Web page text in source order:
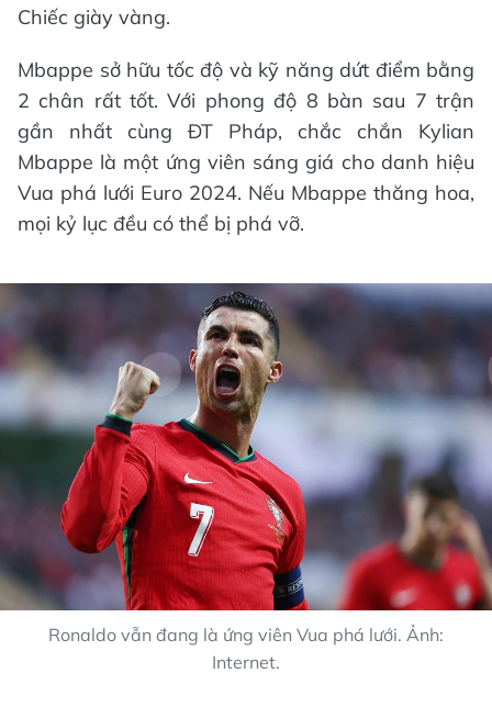
Chiếc giày vàng.
Mbappe sở hữu tốc độ và kỹ năng dứt điểm bằng
2 chân rất tốt. Với phong độ 8 bàn sau 7 trận
gần nhất cùng ĐT Pháp, chắc chắn Kylian
Mbappe là một ứng viên sáng giá cho danh hiệu
Vua phá lưới Euro 2024. Nếu Mbappe thăng hoa,
mọi kỷ lục đều có thể bị phá vỡ.
Ronaldo vẫn đang là ứng viên Vua phá lưới. Ảnh:
Internet.